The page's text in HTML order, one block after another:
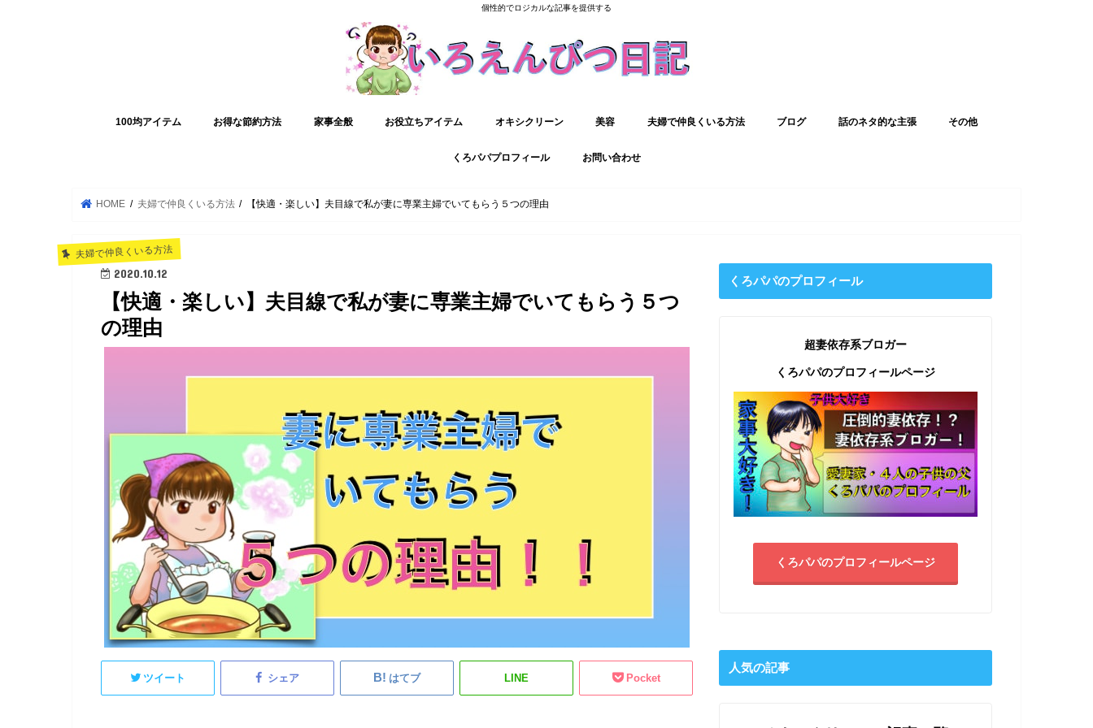
個性的でロジカルな記事を提供する
100均アイテム お得な節約方法 家事全般 お役立ちアイテム オキシクリーン 美容 夫婦で仲良くいる方法 ブログ 話のネタ的な主張 その他
くろパパプロフィール お問い合わせ
HOME 夫婦で仲良くいる方法 【快適・楽しい】夫目線で私が妻に専業主婦でいてもらう５つの理由
夫婦で仲良くいる方法
2020.10.12
【快適・楽しい】夫目線で私が妻に専業主婦でいてもらう５つ
の理由
ツイート シェア はてブ LINE Pocket
くろパパのプロフィール
超妻依存系ブロガー
くろパパのプロフィールページ
くろパパのプロフィールページ
人気の記事